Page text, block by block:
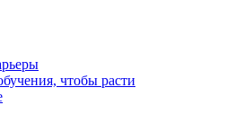
чтобы расти